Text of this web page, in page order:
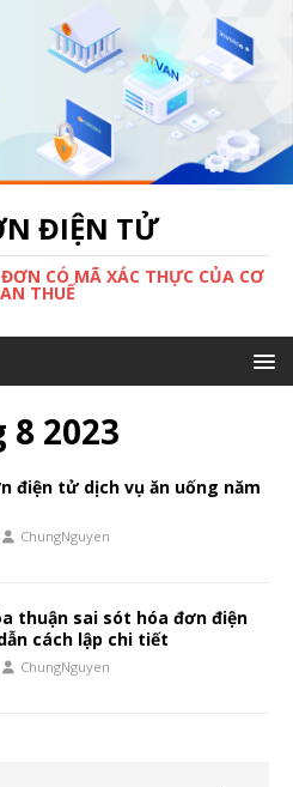
ĐIỆN TỬ
CÓ MÃ XÁC THỰC CỦA CƠ
THUẾ
8 2023
điện tử dịch vụ ăn uống năm
ChungNguyen
thuận sai sót hóa đơn điện
cách lập chi tiết
ChungNguyen